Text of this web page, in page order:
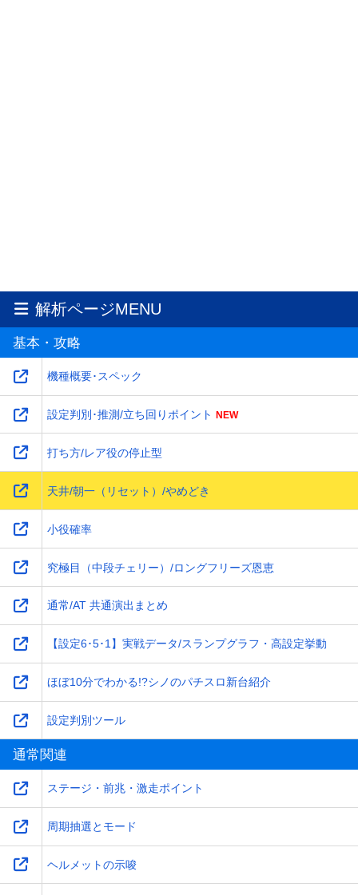
解析ページMENU
基本・攻略
機種概要･スペック
設定判別･推測/立ち回りポイント
打ち方/レア役の停止型
天井/朝一（リセット）/やめどき
小役確率
究極目（中段チェリー）/ロングフリーズ恩恵
通常/AT 共通演出まとめ
【設定6･5･1】実戦データ/スランプグラフ・高設定挙動
ほぼ10分でわかる!?シノのパチスロ新台紹介
設定判別ツール
通常関連
ステージ・前兆・激走ポイント
周期抽選とモード
ヘルメットの示唆